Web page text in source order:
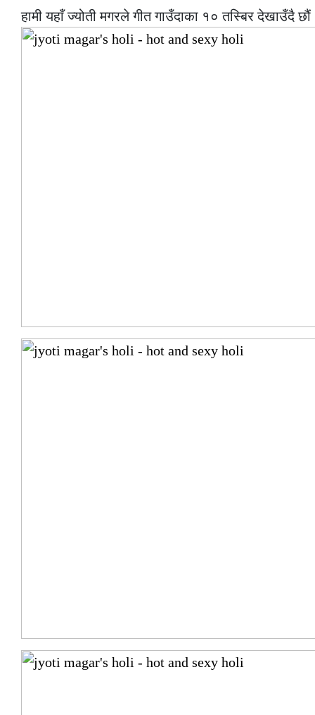
हामी यहाँ ज्योती मगरले गीत गाउँदाका १० तस्बिर देखाउँदै